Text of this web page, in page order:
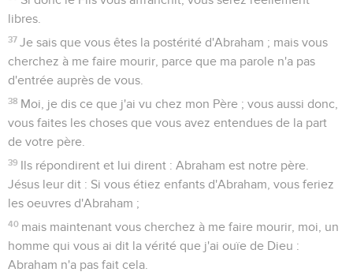
libres.
37 Je sais que vous êtes la postérité d'Abraham ; mais vous
cherchez à me faire mourir, parce que ma parole n'a pas
d'entrée auprès de vous.
38 Moi, je dis ce que j'ai vu chez mon Père ; vous aussi donc,
vous faites les choses que vous avez entendues de la part
de votre père.
39 Ils répondirent et lui dirent : Abraham est notre père.
Jésus leur dit : Si vous étiez enfants d'Abraham, vous feriez
les oeuvres d'Abraham ;
40 mais maintenant vous cherchez à me faire mourir, moi, un
homme qui vous ai dit la vérité que j'ai ouïe de Dieu :
Abraham n'a pas fait cela.